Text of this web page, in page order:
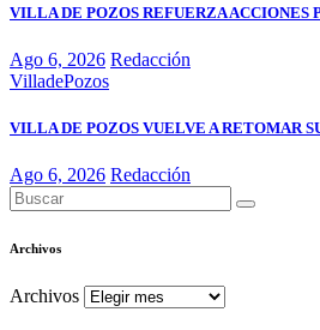
VILLA DE POZOS REFUERZA ACCIONES
Ago 6, 2026 Redacción
VilladePozos
VILLA DE POZOS VUELVE A RETOMAR
Ago 6, 2026 Redacción
Archivos
Archivos